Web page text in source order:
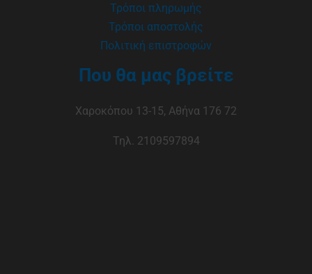
Τρόποι πληρωμής
Τρόποι αποστολής
Πολιτική επιστροφών
Που θα μας βρείτε
Χαροκόπου 13-15, Αθήνα 176 72
Τηλ. 2109597894